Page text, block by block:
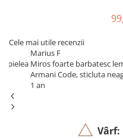
Cele mai utile recenzii
Marius F
Miros foarte barbatesc lemnos,
Armani Code, sticluta neagra.
Vârf: